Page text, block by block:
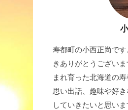
寿都町の小西正尚で
きありがとうござい
まれ育った北海道の
思い出話、趣味や好
していきたいと思い